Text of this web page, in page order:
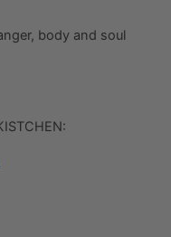
body and soul